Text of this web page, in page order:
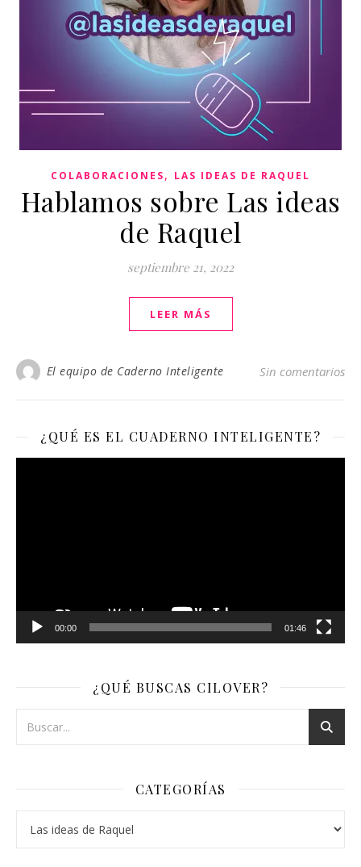
COLABORACIONES, LAS IDEAS DE RAQUEL
Hablamos sobre Las ideas
de Raquel
septiembre 21, 2022
LEER MÁS
El equipo de Caderno Inteligente Sin comentarios
¿QUÉ ES EL CUADERNO INTELIGENTE?
00:00 01:46
¿QUÉ BUSCAS CILOVER?
CATEGORÍAS